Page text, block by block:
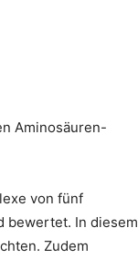
Aminosäuren-
von fünf
bewertet. In diesem
Zudem